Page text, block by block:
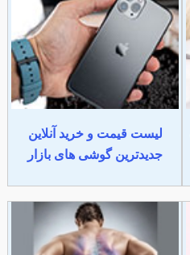
لیست قیمت و خرید آنلاین
جدیدترین گوشی های بازار